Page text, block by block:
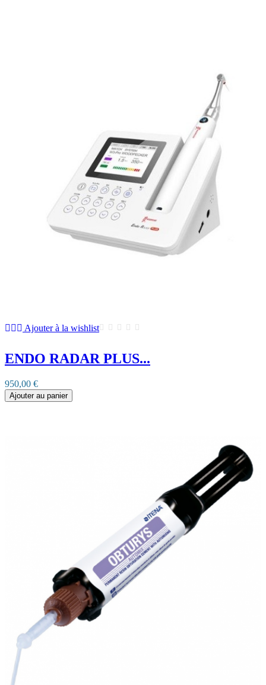
Ajouter à la wishlist
ENDO RADAR PLUS...
950,00 €
Ajouter au panier